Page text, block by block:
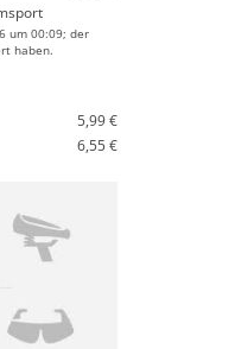
um 00:09; der
haben.
5,99 €
6,55 €